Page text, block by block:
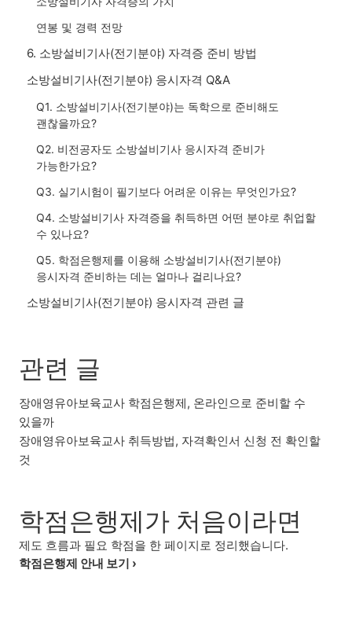
연봉 및 경력 전망
6. 소방설비기사(전기분야) 자격증 준비 방법
소방설비기사(전기분야) 응시자격 Q&A
Q1. 소방설비기사(전기분야)는 독학으로 준비해도
괜찮을까요?
Q2. 비전공자도 소방설비기사 응시자격 준비가
가능한가요?
Q3. 실기시험이 필기보다 어려운 이유는 무엇인가요?
Q4. 소방설비기사 자격증을 취득하면 어떤 분야로 취업할
수 있나요?
Q5. 학점은행제를 이용해 소방설비기사(전기분야)
응시자격 준비하는 데는 얼마나 걸리나요?
소방설비기사(전기분야) 응시자격 관련 글
관련 글
장애영유아보육교사 학점은행제, 온라인으로 준비할 수
있을까
장애영유아보육교사 취득방법, 자격확인서 신청 전 확인할
것
학점은행제가 처음이라면
제도 흐름과 필요 학점을 한 페이지로 정리했습니다.
학점은행제 안내 보기 ›